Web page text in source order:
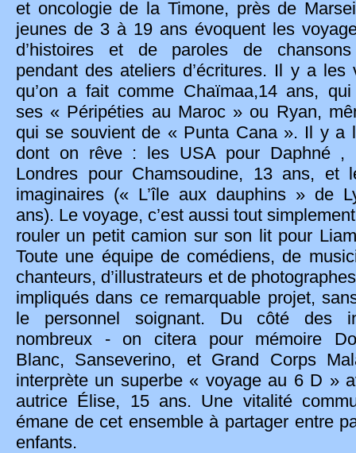
et oncologie de la Timone, près de
jeunes de 3 à 19 ans évoquent les
d’histoires et de paroles de
pendant des ateliers d’écritures. Il y a les
qu’on a fait comme Chaïmaa,14 ans, qui
ses « Péripéties au Maroc » ou Ryan,
qui se souvient de « Punta Cana ». Il y a
dont on rêve : les USA pour Daphné ,
Londres pour Chamsoudine, 13 ans, et
imaginaires (« L’île aux dauphins » de
ans). Le voyage, c’est aussi tout
rouler un petit camion sur son lit pour
Toute une équipe de comédiens, de
chanteurs, d’illustrateurs et de
impliqués dans ce remarquable projet,
le personnel soignant. Du côté des
nombreux - on citera pour mémoire
Blanc, Sanseverino, et Grand Corps
interprète un superbe « voyage au 6 D »
autrice Élise, 15 ans. Une vitalité
émane de cet ensemble à partager entre
enfants.